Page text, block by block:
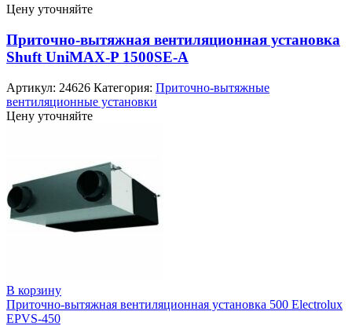
Цену уточняйте
Приточно-вытяжная вентиляционная установка
Shuft UniMAX-P 1500SE-A
Артикул: 24626 Категория: Приточно-вытяжные
вентиляционные установки
Цену уточняйте
В корзину
Приточно-вытяжная вентиляционная установка 500 Electrolux
EPVS-450